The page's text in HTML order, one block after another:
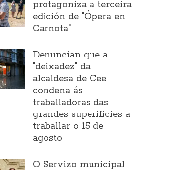
protagoniza a terceira
edición de "Ópera en
Carnota"
Denuncian que a
"deixadez" da
alcaldesa de Cee
condena ás
traballadoras das
grandes superificies a
traballar o 15 de
agosto
O Servizo municipal